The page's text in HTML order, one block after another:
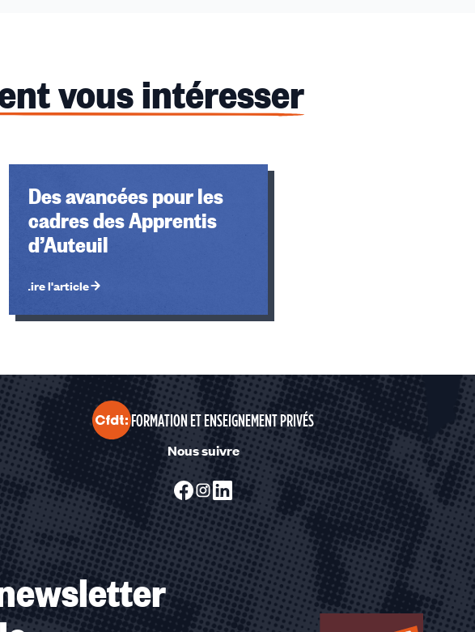
vous intéresser
Des avancées pour les
cadres des Apprentis
d’Auteuil
Lire l'article
FORMATION ET ENSEIGNEMENT PRIVÉS
Nous suivre